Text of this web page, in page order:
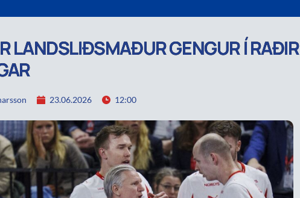
LANDSLIÐSMAÐUR GENGUR Í RAÐIR
23.06.2026 12:00